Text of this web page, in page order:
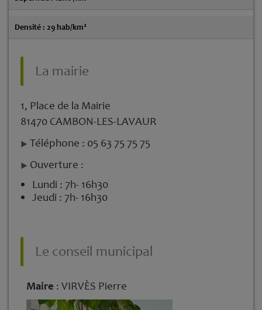
Densité : 29 hab/km2
La mairie
1, Place de la Mairie
81470 CAMBON-LES-LAVAUR
Téléphone : 05 63 75 75 75
Ouverture :
Lundi : 7h- 16h30
Jeudi : 7h- 16h30
Le conseil municipal
Maire : VIRVÈS Pierre